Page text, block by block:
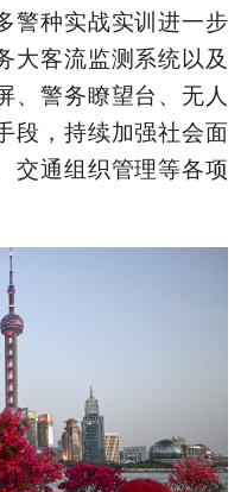
警种实战实训进一步
大客流监测系统以及
、警务瞭望台、无人
段，持续加强社会面
交通组织管理等各项